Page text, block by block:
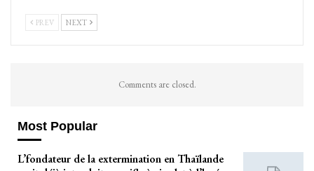
PREV NEXT
Comments are closed.
Most Popular
L’fondateur de la extermination en Thaïlande